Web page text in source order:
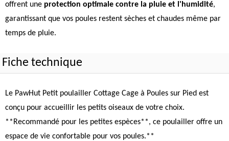
offrent une protection optimale contre la pluie et l'humidité,
garantissant que vos poules restent sèches et chaudes même par
temps de pluie.
Fiche technique
Le PawHut Petit poulailler Cottage Cage à Poules sur Pied est
conçu pour accueillir les petits oiseaux de votre choix.
**Recommandé pour les petites espèces**, ce poulailler offre un
espace de vie confortable pour vos poules.**